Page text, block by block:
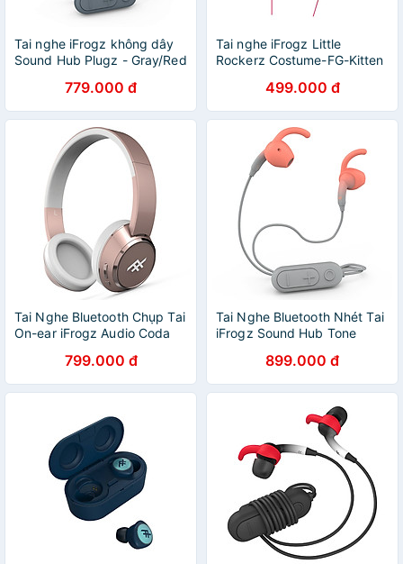
Tai nghe iFrogz không dây
Sound Hub Plugz - Gray/Red
779.000 đ
Tai nghe iFrogz Little
Rockerz Costume-FG-Kitten
499.000 đ
Tai Nghe Bluetooth Chụp Tai
On-ear iFrogz Audio Coda
799.000 đ
Tai Nghe Bluetooth Nhét Tai
iFrogz Sound Hub Tone
899.000 đ